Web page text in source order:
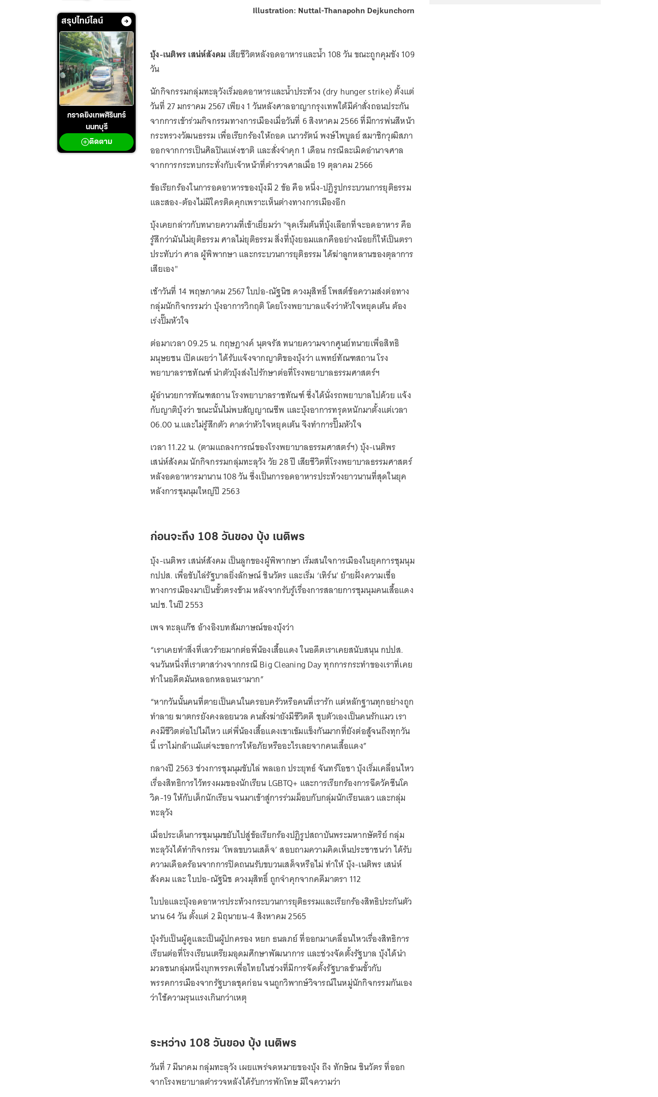
สรุปไทม์ไลน์
กราดยิงเทพศิรินทร์
นนทบุรี
ติดตาม
Illustration: Nuttal-Thanapohn Dejkunchorn
บุ้ง-เนติพร เสน่ห์สังคม เสียชีวิตหลังอดอาหารและน้ำ 108 วัน ขณะถูกคุมขัง 109
วัน
นักกิจกรรมกลุ่มทะลุวังเริ่มอดอาหารและน้ำประท้วง (dry hunger strike) ตั้งแต่
วันที่ 27 มกราคม 2567 เพียง 1 วันหลังศาลอาญากรุงเทพใต้มีคำสั่งถอนประกัน
จากการเข้าร่วมกิจกรรมทางการเมืองเมื่อวันที่ 6 สิงหาคม 2566 ที่มีการพ่นสีหน้า
กระทรวงวัฒนธรรม เพื่อเรียกร้องให้ถอด เนาวรัตน์ พงษ์ไพบูลย์ สมาชิกวุฒิสภา
ออกจากการเป็นศิลปินแห่งชาติ และสั่งจำคุก 1 เดือน กรณีละเมิดอำนาจศาล
จากการกระทบกระทั่งกับเจ้าหน้าที่ตำรวจศาลเมื่อ 19 ตุลาคม 2566
ข้อเรียกร้องในการอดอาหารของบุ้งมี 2 ข้อ คือ หนึ่ง-ปฏิรูปกระบวนการยุติธรรม
และสอง-ต้องไม่มีใครติดคุกเพราะเห็นต่างทางการเมืองอีก
บุ้งเคยกล่าวกับทนายความที่เข้าเยี่ยมว่า "จุดเริ่มต้นที่บุ้งเลือกที่จะอดอาหาร คือ
รู้สึกว่ามันไม่ยุติธรรม ศาลไม่ยุติธรรม สิ่งที่บุ้งยอมแลกคืออย่างน้อยก็ให้เป็นตรา
ประทับว่า ศาล ผู้พิพากษา และกระบวนการยุติธรรม ได้ฆ่าลูกหลานของตุลาการ
เสียเอง"
เช้าวันที่ 14 พฤษภาคม 2567 ใบปอ-ณัฐนิช ดวงมุสิทธิ์ โพสต์ข้อความส่งต่อทาง
กลุ่มนักกิจกรรมว่า บุ้งอาการวิกฤติ โดยโรงพยาบาลแจ้งว่าหัวใจหยุดเต้น ต้อง
เร่งปั๊มหัวใจ
ต่อมาเวลา 09.25 น. กฤษฎางค์ นุตจรัส ทนายความจากศูนย์ทนายเพื่อสิทธิ
มนุษยชน เปิดเผยว่า ได้รับแจ้งจากญาติของบุ้งว่า แพทย์ทัณฑสถาน โรง
พยาบาลราชทัณฑ์ นำตัวบุ้งส่งไปรักษาต่อที่โรงพยาบาลธรรมศาสตร์ฯ
ผู้อำนวยการทัณฑสถาน โรงพยาบาลราชทัณฑ์ ซึ่งได้นั่งรถพยาบาลไปด้วย แจ้ง
กับญาติบุ้งว่า ขณะนั้นไม่พบสัญญาณชีพ และบุ้งอาการทรุดหนักมาตั้งแต่เวลา
06.00 น.และไม่รู้สึกตัว คาดว่าหัวใจหยุดเต้น จึงทำการปั๊มหัวใจ
เวลา 11.22 น. (ตามแถลงการณ์ของโรงพยาบาลธรรมศาสตร์ฯ) บุ้ง-เนติพร
เสน่ห์สังคม นักกิจกรรมกลุ่มทะลุวัง วัย 28 ปี เสียชีวิตที่โรงพยาบาลธรรมศาสตร์
หลังอดอาหารมานาน 108 วัน ซึ่งเป็นการอดอาหารประท้วงยาวนานที่สุดในยุค
หลังการชุมนุมใหญ่ปี 2563
ก่อนจะถึง 108 วันของ บุ้ง เนติพร
บุ้ง-เนติพร เสน่ห์สังคม เป็นลูกของผู้พิพากษา เริ่มสนใจการเมืองในยุคการชุมนุม
กปปส. เพื่อขับไล่รัฐบาลยิ่งลักษณ์ ชินวัตร และเริ่ม ‘เทิร์น’ ย้ายฝั่งความเชื่อ
ทางการเมืองมาเป็นขั้วตรงข้าม หลังจากรับรู้เรื่องการสลายการชุมนุมคนเสื้อแดง
นปช. ในปี 2553
เพจ ทะลุแก๊ซ อ้างอิงบทสัมภาษณ์ของบุ้งว่า
“เราเคยทำสิ่งที่เลวร้ายมากต่อพี่น้องเสื้อแดง ในอดีตเราเคยสนับสนุน กปปส.
จนวันหนึ่งที่เราตาสว่างจากกรณี Big Cleaning Day ทุกการกระทำของเราที่เคย
ทำในอดีตมันหลอกหลอนเรามาก”
“หากวันนั้นคนที่ตายเป็นคนในครอบครัวหรือคนที่เรารัก แต่หลักฐานทุกอย่างถูก
ทำลาย ฆาตกรยังคงลอยนวล คนสั่งฆ่ายังมีชีวิตดี ชุบตัวเองเป็นคนรักแมว เรา
คงมีชีวิตต่อไปไม่ไหว แต่พี่น้องเสื้อแดงเขาเข้มแข็งกันมากที่ยังต่อสู้จนถึงทุกวัน
นี้ เราไม่กล้าแม้แต่จะขอการให้อภัยหรืออะไรเลยจากคนเสื้อแดง”
กลางปี 2563 ช่วงการชุมนุมขับไล่ พลเอก ประยุทธ์ จันทร์โอชา บุ้งเริ่มเคลื่อนไหว
เรื่องสิทธิการไว้ทรงผมของนักเรียน LGBTQ+ และการเรียกร้องการฉีดวัคซีนโค
วิด-19 ให้กับเด็กนักเรียน จนมาเข้าสู่การร่วมม็อบกับกลุ่มนักเรียนเลว และกลุ่ม
ทะลุวัง
เมื่อประเด็นการชุมนุมขยับไปสู่ข้อเรียกร้องปฏิรูปสถาบันพระมหากษัตริย์ กลุ่ม
ทะลุวังได้ทำกิจกรรม ‘โพลขบวนเสด็จ’ สอบถามความคิดเห็นประชาชนว่า ได้รับ
ความเดือดร้อนจากการปิดถนนรับขบวนเสด็จหรือไม่ ทำให้ บุ้ง-เนติพร เสน่ห์
สังคม และ ใบปอ-ณัฐนิช ดวงมุสิทธิ์ ถูกจำคุกจากคดีมาตรา 112
ใบปอและบุ้งอดอาหารประท้วงกระบวนการยุติธรรมและเรียกร้องสิทธิประกันตัว
นาน 64 วัน ตั้งแต่ 2 มิถุนายน-4 สิงหาคม 2565
บุ้งรับเป็นผู้ดูและเป็นผู้ปกครอง หยก ธนลภย์ ที่ออกมาเคลื่อนไหวเรื่องสิทธิการ
เรียนต่อที่โรงเรียนเตรียมอุดมศึกษาพัฒนาการ และช่วงจัดตั้งรัฐบาล บุ้งได้นำ
มวลชนกลุ่มหนึ่งบุกพรรคเพื่อไทยในช่วงที่มีการจัดตั้งรัฐบาลข้ามขั้วกับ
พรรคการเมืองจากรัฐบาลชุดก่อน จนถูกวิพากษ์วิจารณ์ในหมู่นักกิจกรรมกันเอง
ว่าใช้ความรุนแรงเกินกว่าเหตุ
ระหว่าง 108 วันของ บุ้ง เนติพร
วันที่ 7 มีนาคม กลุ่มทะลุวัง เผยแพร่จดหมายของบุ้ง ถึง ทักษิณ ชินวัตร ที่ออก
จากโรงพยาบาลตำรวจหลังได้รับการพักโทษ มีใจความว่า